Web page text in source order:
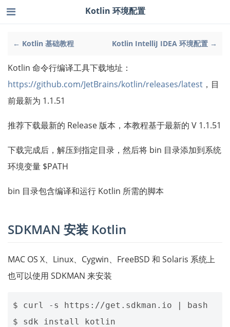
← Kotlin 基础教程 Kotlin IntelliJ IDEA 环境配置 →
Kotlin 环境配置
Kotlin 命令行编译工具下载地址：
https://github.com/JetBrains/kotlin/releases/latest ，目
前最新为 1.1.51
推荐下载最新的 Release 版本，本教程基于最新的 V 1.1.51
下载完成后，解压到指定目录，然后将 bin 目录添加到系统
环境变量 $PATH
bin 目录包含编译和运行 Kotlin 所需的脚本
SDKMAN 安装 Kotlin
MAC OS X、Linux、Cygwin、FreeBSD 和 Solaris 系统上
也可以使用 SDKMAN 来安装
$ curl -s https://get.sdkman.io |
bash